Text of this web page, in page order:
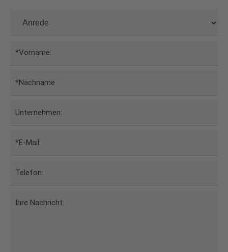
*Vorname:
*Nachname
Unternehmen:
*E-Mail:
Telefon:
Ihre Nachricht: